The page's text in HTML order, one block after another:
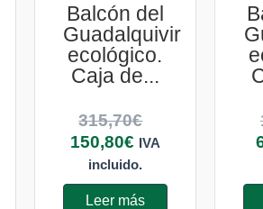
Balcón del
Guadalquivir
ecológico.
Caja de...
315,70€
150,80€ IVA
incluido.
Leer más